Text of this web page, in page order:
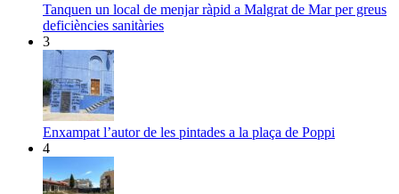
Tanquen un local de menjar ràpid a Malgrat de Mar per greus
deficiències sanitàries
3
Enxampat l’autor de les pintades a la plaça de Poppi
4